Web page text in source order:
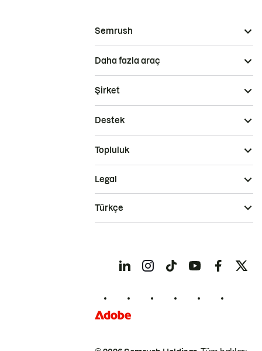
Semrush
Daha fazla araç
Şirket
Destek
Topluluk
Legal
Türkçe